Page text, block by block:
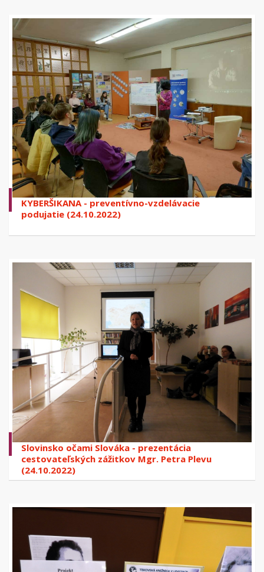
KYBERŠIKANA - preventívno-vzdelávacie
podujatie (24.10.2022)
Slovinsko očami Slováka - prezentácia
cestovateľských zážitkov Mgr. Petra Plevu
(24.10.2022)